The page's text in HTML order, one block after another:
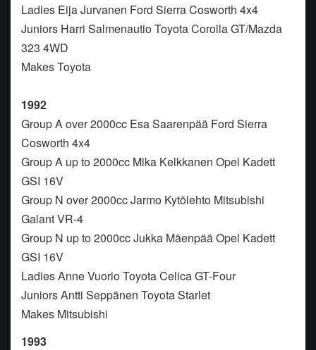
Ladies Eija Jurvanen Ford Sierra Cosworth 4x4
Juniors Harri Salmenautio Toyota Corolla GT/Mazda
323 4WD
Makes Toyota
1992
Group A over 2000cc Esa Saarenpää Ford Sierra
Cosworth 4x4
Group A up to 2000cc Mika Kelkkanen Opel Kadett
GSI 16V
Group N over 2000cc Jarmo Kytölehto Mitsubishi
Galant VR-4
Group N up to 2000cc Jukka Mäenpää Opel Kadett
GSI 16V
Ladies Anne Vuorio Toyota Celica GT-Four
Juniors Antti Seppänen Toyota Starlet
Makes Mitsubishi
1993